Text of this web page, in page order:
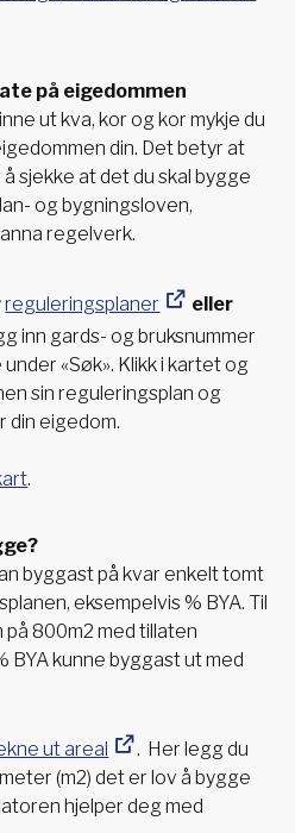
på eigedommen
ut kva, kor og kor mykje du
din. Det betyr at
sjekke at det du skal bygge
og bygningsloven,
regelverk.
reguleringsplaner
eller
inn gards- og bruksnummer
«Søk». Klikk i kartet og
sin reguleringsplan og
din eigedom.
.
byggast på kvar enkelt tomt
eksempelvis % BYA. Til
på 800m2 med tillaten
BYA kunne byggast ut med
ut areal
. Her legg du
(m2) det er lov å bygge
hjelper deg med